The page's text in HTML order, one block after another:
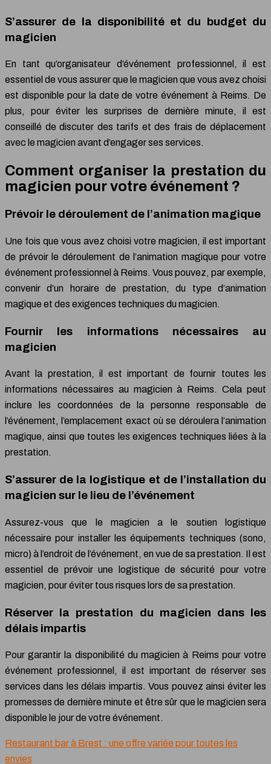
S’assurer de la disponibilité et du budget du
magicien
En tant qu’organisateur d’événement professionnel, il est
essentiel de vous assurer que le magicien que vous avez choisi
est disponible pour la date de votre événement à Reims. De
plus, pour éviter les surprises de dernière minute, il est
conseillé de discuter des tarifs et des frais de déplacement
avec le magicien avant d’engager ses services.
Comment organiser la prestation du
magicien pour votre événement ?
Prévoir le déroulement de l’animation magique
Une fois que vous avez choisi votre magicien, il est important
de prévoir le déroulement de l’animation magique pour votre
événement professionnel à Reims. Vous pouvez, par exemple,
convenir d’un horaire de prestation, du type d’animation
magique et des exigences techniques du magicien.
Fournir les informations nécessaires au
magicien
Avant la prestation, il est important de fournir toutes les
informations nécessaires au magicien à Reims. Cela peut
inclure les coordonnées de la personne responsable de
l’événement, l’emplacement exact où se déroulera l’animation
magique, ainsi que toutes les exigences techniques liées à la
prestation.
S’assurer de la logistique et de l’installation du
magicien sur le lieu de l’événement
Assurez-vous que le magicien a le soutien logistique
nécessaire pour installer les équipements techniques (sono,
micro) à l’endroit de l’événement, en vue de sa prestation. Il est
essentiel de prévoir une logistique de sécurité pour votre
magicien, pour éviter tous risques lors de sa prestation.
Réserver la prestation du magicien dans les
délais impartis
Pour garantir la disponibilité du magicien à Reims pour votre
événement professionnel, il est important de réserver ses
services dans les délais impartis. Vous pouvez ainsi éviter les
promesses de dernière minute et être sûr que le magicien sera
disponible le jour de votre événement.
Restaurant bar à Brest : une offre variée pour toutes les
envies